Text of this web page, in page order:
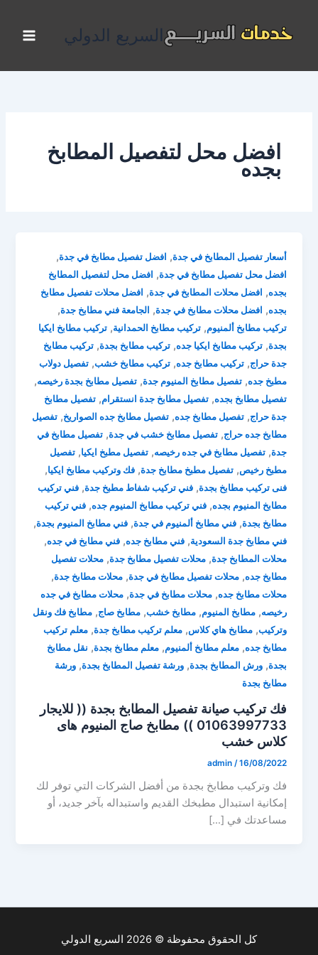
المحتوى
السريع الدولي
افضل محل لتفصيل المطابخ
بجده
أسعار تفصيل المطابخ في جدة, افضل تفصيل مطابخ في جدة,
افضل محل تفصيل مطابخ في جدة, افضل محل لتفصيل المطابخ
بجده, افضل محلات المطابخ في جدة, افضل محلات تفصيل مطابخ
بجده, افضل محلات مطابخ في جدة, الجامعة فني مطابخ جدة,
تركيب مطابخ ألمنيوم,تركيب مطابخ الحمدانية,تركيب مطابخ ايكيا
بجدة,تركيب مطابخ ايكيا جده,تركيب مطابخ بجدة,تركيب مطابخ
جدة حراج,تركيب مطابخ جده,تركيب مطابخ خشب,تفصيل دولاب
مطبخ جده,تفصيل مطابخ المنيوم جدة,تفصيل مطابخ بجدة رخيصه,
تفصيل مطابخ بجده,تفصيل مطابخ جدة انستقرام,تفصيل مطابخ
جدة حراج,تفصيل مطابخ جده,تفصيل مطابخ جده الصواريخ,تفصيل
مطابخ جده حراج,تفصيل مطابخ خشب في جدة,تفصيل مطابخ في
جدة,تفصيل مطابخ في جده رخيصه,تفصيل مطبخ ايكيا,تفصيل
مطبخ رخيص,تفصيل مطبخ مطابخ جدة,فك وتركيب مطابخ ايكيا,
فنى تركيب مطابخ بجدة,فني تركيب شفاط مطبخ جدة,فني تركيب
مطابخ المنيوم بجده,فني تركيب مطابخ المنيوم جده,فني تركيب
مطابخ بجدة,فني مطابخ ألمنيوم في جدة,فني مطابخ المنيوم بجدة,
فني مطابخ جدة السعودية,فني مطابخ جده,فني مطابخ في جده,
محلات المطابخ جدة,محلات تفصيل مطابخ جدة,محلات تفصيل
مطابخ جده,محلات تفصيل مطابخ في جدة,محلات مطابخ جدة,
محلات مطابخ جده,محلات مطابخ في جدة,محلات مطابخ في جده
رخيصه,مطابخ المنيوم,مطابخ خشب,مطابخ صاج,مطابخ فك ونقل
وتركيب,مطابخ هاي كلاس,معلم تركيب مطابخ جدة,معلم تركيب
مطابخ جده,معلم مطابخ ألمنيوم,معلم مطابخ بجدة, نقل مطابخ
بجدة,ورش المطابخ بجدة,ورشة تفصيل المطابخ بجدة,ورشة
مطابخ بجدة
فك تركيب صيانة تفصيل المطابخ بجدة (( للايجار
01063997733 )) مطابخ صاج المنيوم هاى
كلاس خشب
admin /16/08/2022
فك وتركيب مطابخ بجدة من أفضل الشركات التي توفر لك
إمكانية استبدال مطبخك القديم واستبداله بآخر جديد، أو
مساعدتك في […]
كل الحقوق محفوظة © 2026 السريع الدولي